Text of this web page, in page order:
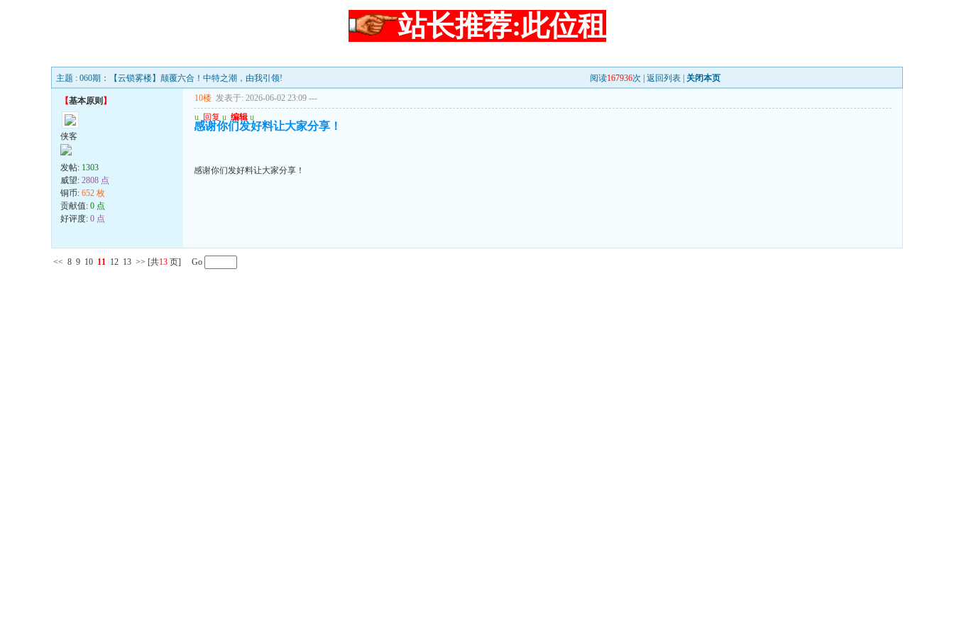
站长推荐:此位租
主题 : 060期：【云锁雾楼】颠覆六合！中特之潮，由我引领! 阅读167936次 | 返回列表 关闭本页
【基本原则 】
侠客
发帖: 1303
威望: 2808 点
铜币: 652 枚
贡献值: 0 点
好评度: 0 点
10楼 发表于: 2026-06-02 23:09 ---
u 回复 u 编辑 u
感谢你们发好料让大家分享！
感谢你们发好料让大家分享！
<< 8 9 10 11 12 13 >> [共13 页] Go